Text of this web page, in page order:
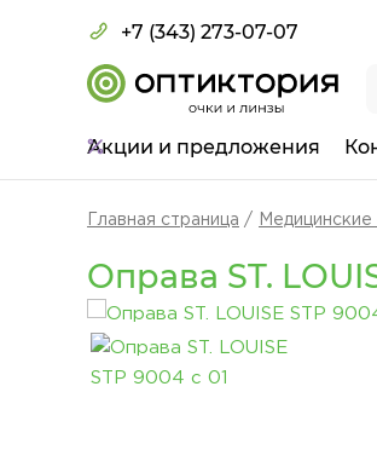
+7 (343) 273-07-07
Акции и предложения
Главная страница Медицинские
Оправа ST.